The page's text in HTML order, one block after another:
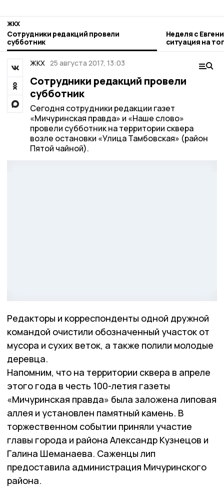
ЖКХ
Сотрудники редакций провели
субботник
Неделя с
ситуация на
городе и
ЖКХ 25 августа 2017, 13:03
Сотрудники редакций провели
субботник
Сегодня сотрудники редакции газет
«Мичуринская правда» и «Наше слово»
провели субботник на территории сквера
возле остановки «Улица Тамбовская» (район
Пятой чайной).
Редакторы и корреспонденты одной дружной
командой очистили обозначенный участок от
мусора и сухих веток, а также полили молодые
деревца.
Напомним, что на территории сквера в апреле
этого года в честь 100-летия газеты
«Мичуринская правда» была заложена липовая
аллея и установлен памятный камень. В
торжественном событии приняли участие
главы города и района Александр Кузнецов и
Галина Шеманаева. Саженцы лип
предоставила администрация Мичуринского
района.